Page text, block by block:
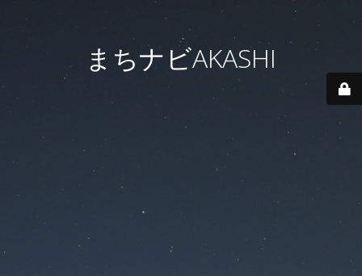
まちナビAKASHI